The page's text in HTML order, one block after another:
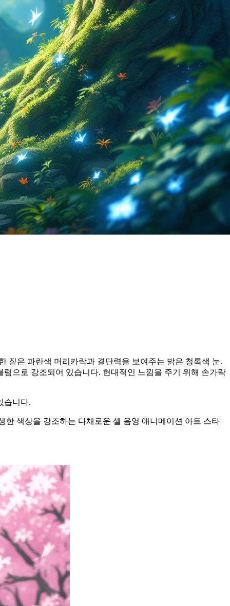
짙은 파란색 머리카락과 결단력을 보여주는 밝은 청록색 눈.
으로 강조되어 있습니다. 현대적인 느낌을 주기 위해 손가락
습니다.
색상을 강조하는 다채로운 셀 음영 애니메이션 아트 스타